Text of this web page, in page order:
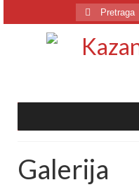
Pretraga
za:
Galerija